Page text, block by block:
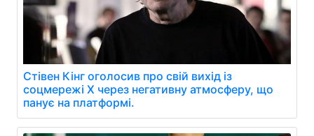
Стівен Кінг оголосив про свій вихід із
соцмережі Х через негативну атмосферу, що
панує на платформі.